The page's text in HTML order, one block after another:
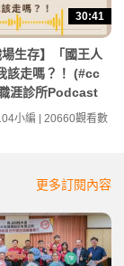
30:41
生存】「國王人
該走嗎？！ (#cc
涯診所Podcast
小編 | 20660觀看數
更多訂閱內容